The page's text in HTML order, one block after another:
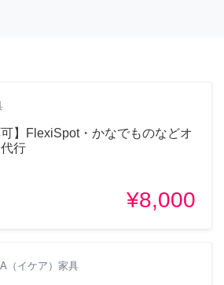
可】FlexiSpot・かなでものなどオ
行
¥8,000
（イケア）家具